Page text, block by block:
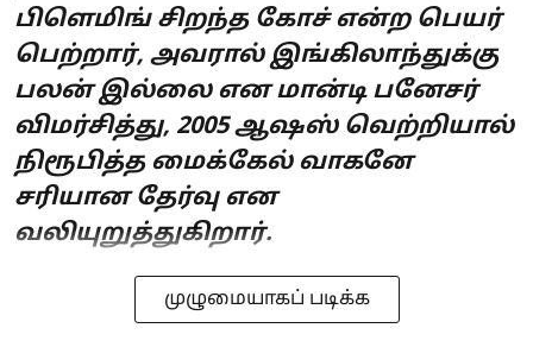
பிளெமிங் சிறந்த கோச் என்ற பெயர்
பெற்றார், அவரால் இங்கிலாந்துக்கு
பலன் இல்லை என மான்டி பனேசர்
விமர்சித்து, 2005 ஆஷஸ் வெற்றியால்
நிரூபித்த மைக்கேல் வாகனே
சரியான தேர்வு என
வலியுறுத்துகிறார்.
முழுமையாகப் படிக்க